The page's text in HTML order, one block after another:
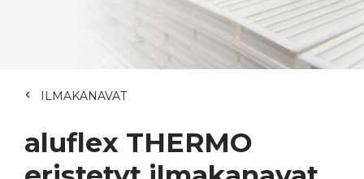
ILMAKANAVAT
aluflex THERMO